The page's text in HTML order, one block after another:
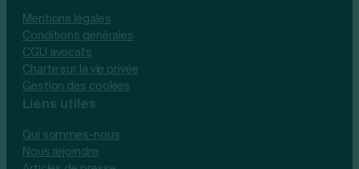
Mentions légales
Conditions générales
CGU avocats
Charte sur la vie privée
Gestion des cookies
Liens utiles
Qui sommes-nous
Nous rejoindre